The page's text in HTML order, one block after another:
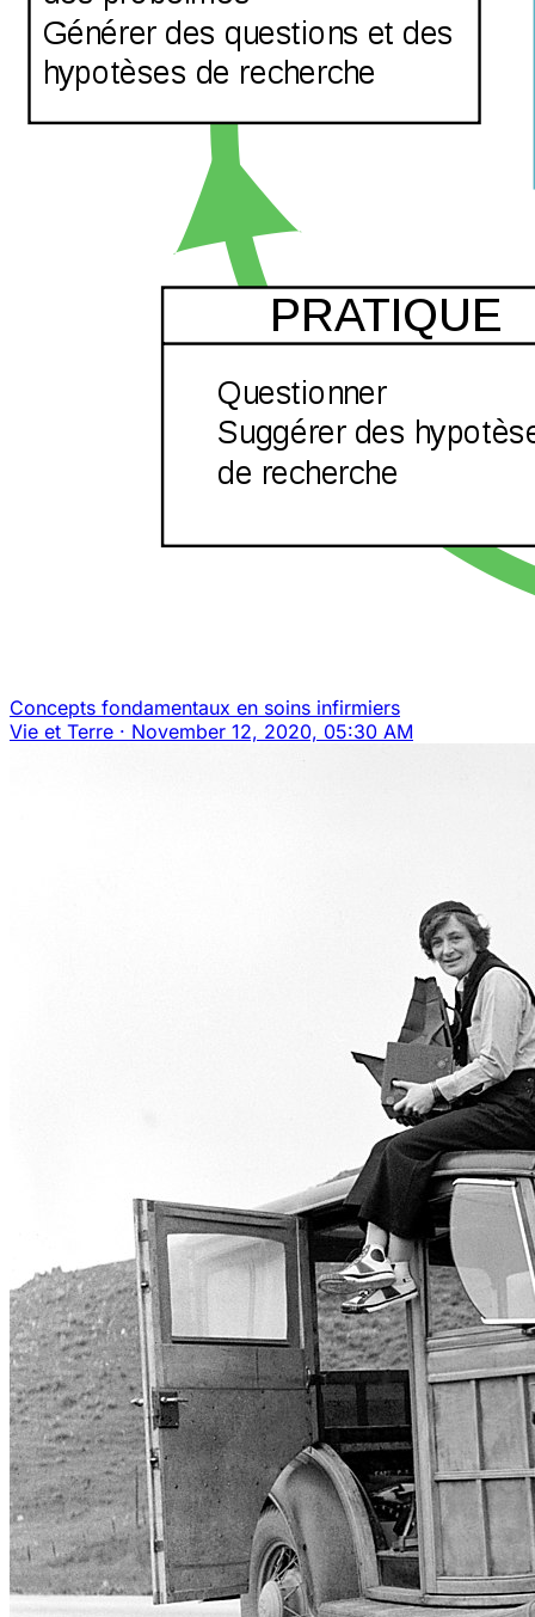
Concepts fondamentaux en soins infirmiers
Vie et Terre · November 12, 2020, 05:30 AM